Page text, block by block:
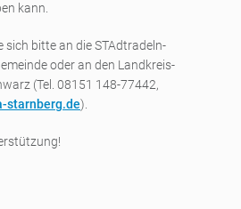
kann.
sich bitte an die STAdtradeln-
oder an den Landkreis-
(Tel. 08151 148-77442,
starnberg.de).